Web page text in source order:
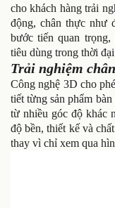
cho khách hàng trải
động, chân thực như
bước tiến quan
tiêu dùng trong thời
Trải nghiệm
Công nghệ 3D cho
tiết từng sản phẩm
từ nhiều góc độ khác
độ bền, thiết kế và
thay vì chỉ xem qua